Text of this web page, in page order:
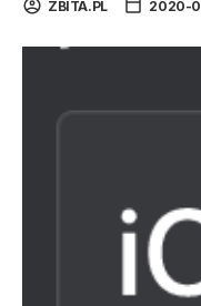
ZBITA.PL 2020-